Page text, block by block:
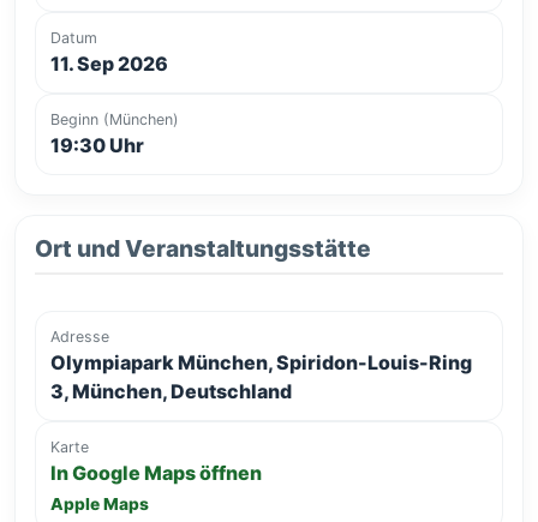
Datum
11. Sep 2026
Beginn (München)
19:30 Uhr
Ort und Veranstaltungsstätte
Adresse
Olympiapark München, Spiridon-Louis-Ring
3, München, Deutschland
Karte
In Google Maps öffnen
Apple Maps